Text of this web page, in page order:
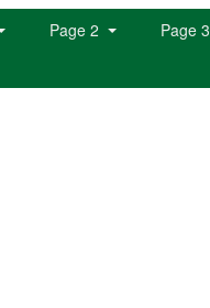
Page 2 Page 3